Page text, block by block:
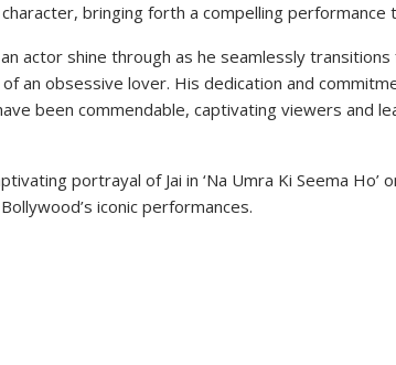
bringing forth a compelling
an actor shine through as he seamlessly
an obsessive lover. His dedication and
been commendable, captivating viewers and
portrayal of Jai in ‘Na Umra Ki Seema
iconic performances.